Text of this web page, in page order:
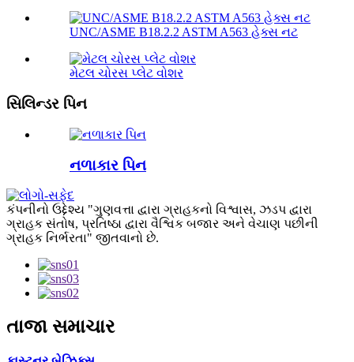
UNC/ASME B18.2.2 ASTM A563 હેક્સ નટ
મેટલ ચોરસ પ્લેટ વોશર
સિલિન્ડર પિન
નળાકાર પિન
કંપનીનો ઉદ્દેશ્ય "ગુણવત્તા દ્વારા ગ્રાહકનો વિશ્વાસ, ઝડપ દ્વારા
ગ્રાહક સંતોષ, પ્રતિષ્ઠા દ્વારા વૈશ્વિક બજાર અને વેચાણ પછીની
ગ્રાહક નિર્ભરતા" જીતવાનો છે.
તાજા સમાચાર